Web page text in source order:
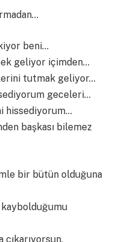
beni…
geliyor içimden…
tutmak geliyor…
geceleri…
hissediyorum…
başkası bilemez
bir bütün olduğuna
kaybolduğumu
çıkarıyorsun.